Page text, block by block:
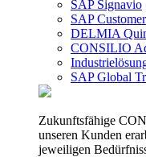
SAP Signavio
SAP
DELMIA
CONSILIO
SAP Global
Zukunftsfähige
unseren Kunden
jeweiligen